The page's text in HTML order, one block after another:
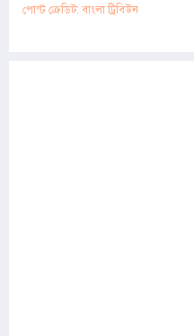
পোস্ট ক্রেডিট: বাংলা ট্রিবিউন